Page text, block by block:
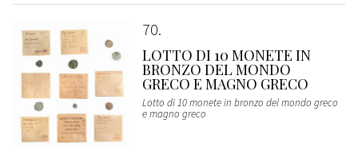
70
LOTTO DI 10 MONETE IN
BRONZO DEL MONDO
GRECO E MAGNO GRECO
Lotto di 10 monete in bronzo del mondo greco
e magno greco